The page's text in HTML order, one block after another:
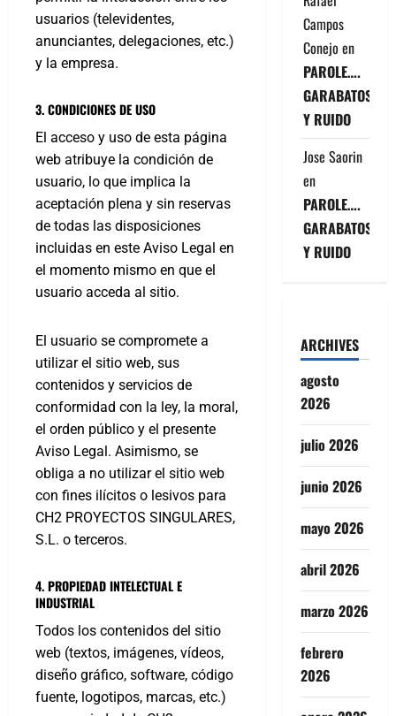
usuarios (televidentes,
anunciantes, delegaciones, etc.)
y la empresa.
3. CONDICIONES DE USO
El acceso y uso de esta página
web atribuye la condición de
usuario, lo que implica la
aceptación plena y sin reservas
de todas las disposiciones
incluidas en este Aviso Legal en
el momento mismo en que el
usuario acceda al sitio.
El usuario se compromete a
utilizar el sitio web, sus
contenidos y servicios de
conformidad con la ley, la moral,
el orden público y el presente
Aviso Legal. Asimismo, se
obliga a no utilizar el sitio web
con fines ilícitos o lesivos para
CH2 PROYECTOS SINGULARES,
S.L. o terceros.
4. PROPIEDAD INTELECTUAL E
INDUSTRIAL
Todos los contenidos del sitio
web (textos, imágenes, vídeos,
diseño gráfico, software, código
fuente, logotipos, marcas, etc.)
Campos
Conejo en
PAROLE….
GARABATOS
Y RUIDO
Jose Saorin
en
PAROLE….
GARABATOS
Y RUIDO
ARCHIVES
agosto
2026
julio 2026
junio 2026
mayo 2026
abril 2026
marzo 2026
febrero
2026